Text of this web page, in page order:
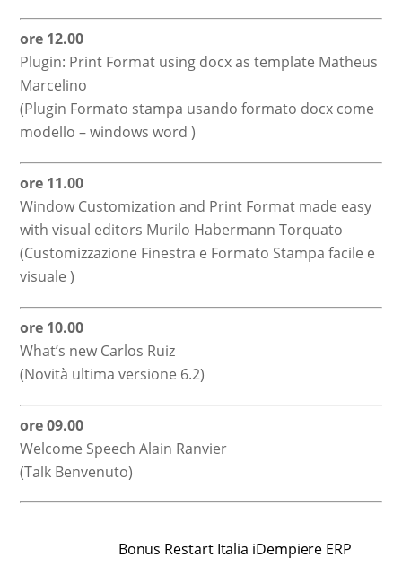
ore 12.00
Plugin: Print Format using docx as template Matheus
Marcelino
(Plugin Formato stampa usando formato docx come
modello – windows word )
ore 11.00
Window Customization and Print Format made easy
with visual editors Murilo Habermann Torquato
(Customizzazione Finestra e Formato Stampa facile e
visuale )
ore 10.00
What’s new Carlos Ruiz
(Novità ultima versione 6.2)
ore 09.00
Welcome Speech Alain Ranvier
(Talk Benvenuto)
Bonus Restart Italia iDempiere ERP